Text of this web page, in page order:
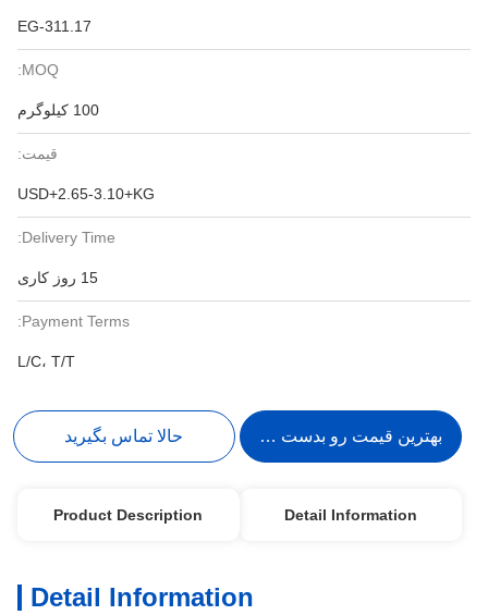
EG-311.17
MOQ:
100 کیلوگرم
قیمت:
USD+2.65-3.10+KG
Delivery Time:
15 روز کاری
Payment Terms:
L/C، T/T
بهترین قیمت رو بدست بیار حالا تماس بگیرید
Detail Information
Product Description
Detail Information